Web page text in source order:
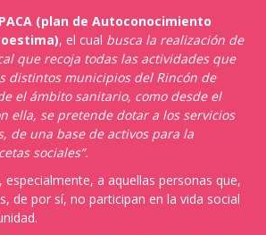
PACA (plan de Autoconocimiento
, el cual busca la realización de
que recoja todas las actividades que
distintos municipios del Rincón de
el ámbito sanitario, como desde el
ella, se pretende dotar a los servicios
de una base de activos para la
sociales”.
especialmente, a aquellas personas que,
de por sí, no participan en la vida social